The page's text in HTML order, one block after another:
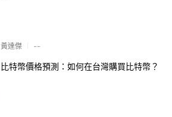
黃達傑 --
比特幣價格預測：如何在台灣購買比特幣？